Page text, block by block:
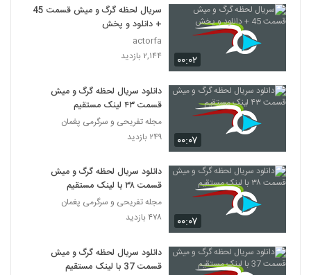
۰۰:۰۲
سریال لحظه گرگ و میش قسمت 45
+ دانلود و پخش
actorfa
۲,۱۴۴ بازدید
۰۰:۰۷
دانلود سریال لحظه گرگ و میش
قسمت ۴۳ لینک مستقیم
مجله تفریحی و سرگرمی پغمان
۲۴۹ بازدید
۰۰:۰۷
دانلود سریال لحظه گرگ و میش
قسمت ۳۸ با لینک مستقیم
مجله تفریحی و سرگرمی پغمان
۴۷۸ بازدید
دانلود سریال لحظه گرگ و میش
قسمت 37 با لینک مستقیم